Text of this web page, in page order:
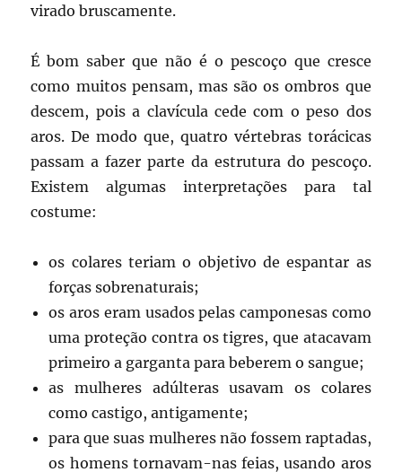
virado bruscamente.
É bom saber que não é o pescoço que cresce
como muitos pensam, mas são os ombros que
descem, pois a clavícula cede com o peso dos
aros. De modo que, quatro vértebras torácicas
passam a fazer parte da estrutura do pescoço.
Existem algumas interpretações para tal
costume:
os colares teriam o objetivo de espantar as
forças sobrenaturais;
os aros eram usados pelas camponesas como
uma proteção contra os tigres, que atacavam
primeiro a garganta para beberem o sangue;
as mulheres adúlteras usavam os colares
como castigo, antigamente;
para que suas mulheres não fossem raptadas,
os homens tornavam-nas feias, usando aros